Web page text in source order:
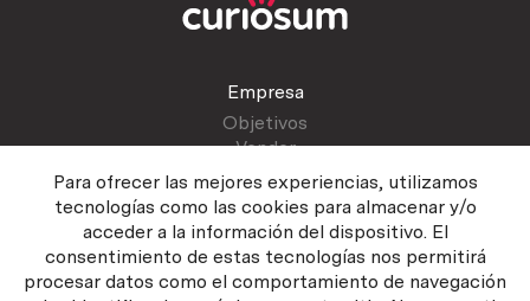
Para ofrecer las mejores experiencias, utilizamos
tecnologías como las cookies para almacenar y/o
acceder a la información del dispositivo. El
consentimiento de estas tecnologías nos permitirá
procesar datos como el comportamiento de navegación
Empresa
Objetivos
Vender
Atención al cliente
Contactar
Manual del vendedor